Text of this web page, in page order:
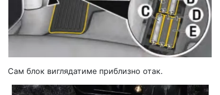
Сам блок виглядатиме приблизно отак.